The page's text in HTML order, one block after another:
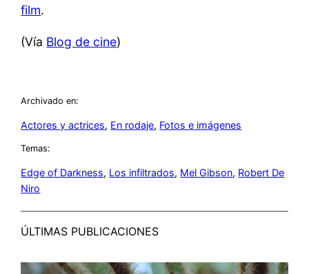
film.
(Vía Blog de cine)
Archivado en:
Actores y actrices, En rodaje, Fotos e imágenes
Temas:
Edge of Darkness, Los infiltrados, Mel Gibson, Robert De
Niro
ÚLTIMAS PUBLICACIONES